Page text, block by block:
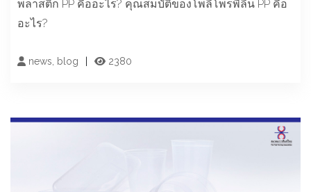
พลาสติก PP คืออะไร? คุณสมบัติของโพลีโพรพีลีน PP คือ
อะไร?
news, blog 2380